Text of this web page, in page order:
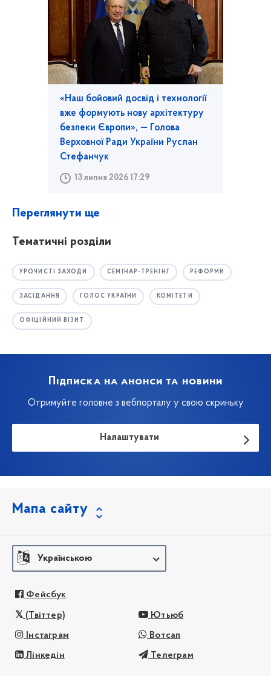
«Наш бойовий досвід і технології
вже формують нову архітектуру
безпеки Європи», — Голова
Верховної Ради України Руслан
Стефанчук
13 липня 2026 17:29
Переглянути ще
Тематичні розділи
УРОЧИСТІ ЗАХОДИ СЕМІНАР-ТРЕНІНГ РЕФОРМИ
ЗАСІДАННЯ ГОЛОС УКРАЇНИ КОМІТЕТИ
ОФІЦІЙНИЙ ВІЗИТ
Підписка на анонси та новини
Отримуйте головне з вебпорталу у свою скриньку
Налаштувати
Мапа сайту
Українською
Фейсбук
(Твіттер) Ютьюб
Інстаграм Вотсап
Лінкедін Телеграм